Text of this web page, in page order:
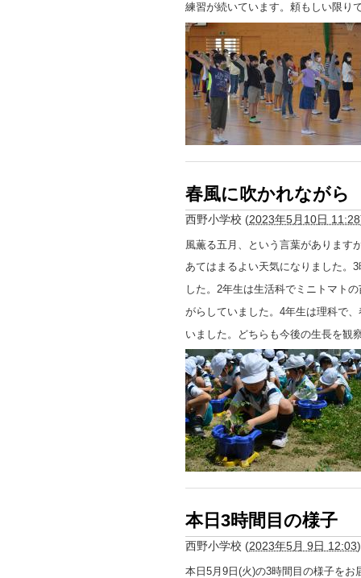
練習が続いています。頼もしい限り
春風に吹かれながら
西野小学校 (2023年5月10日 11:28
風薫る五月、という言葉があります
あてはまるよい天気になりました。
した。2年生は生活科でミニトマト
がらしていました。4年生は理科で
いました。どちらも今後の生長を観
本日3時間目の様子
西野小学校 (2023年5月 9日 12:03)
本日5月9日(火)の3時間目の様子を